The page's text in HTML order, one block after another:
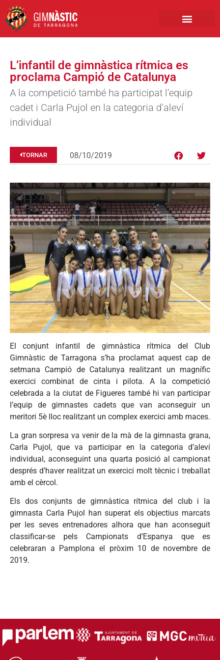
L’infantil de gimnàstica rítmica es
proclama Campió de Catalunya
A la competició també ha participat l’equip
cadet i Carla Pujol en la categoria d’aleví
individual
TORNAR 08/10/2019
El conjunt infantil de gimnàstica rítmica del Club
Gimnàstic de Tarragona s’ha proclamat aquest cap de
setmana Campió de Catalunya realitzant un magnífic
exercici combinat de cinta i pilota. A la competició
celebrada a la ciutat de Figueres també hi van participar
l’equip de gimnastes cadets que van aconseguir un
meritori 5è lloc realitzant un complex exercici amb maces.
La gran sorpresa va venir de la mà de la gimnasta grana,
Carla Pujol, que va participar en la categoria d’aleví
individual, aconseguint una quarta posició al campionat
després d’haver realitzat un exercici molt tècnic i treballat
amb el cèrcol.
Els dos conjunts de gimnàstica rítmica del club i la
gimnasta Carla Pujol han superat els objectius marcats
per les seves entrenadores alhora que han aconseguit
classificar-se pels Campionats d’Espanya que es
celebraran a Pamplona el pròxim 10 de novembre de
2019.